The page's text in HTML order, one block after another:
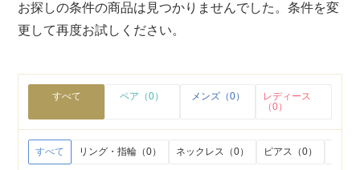
お探しの条件の商品は見つかりませんでした。条件を変
更して再度お試しください。
すべて ペア（0） メンズ（0）
レディース
（0）
すべて リング・指輪（0） ネックレス（0） ピアス（0）